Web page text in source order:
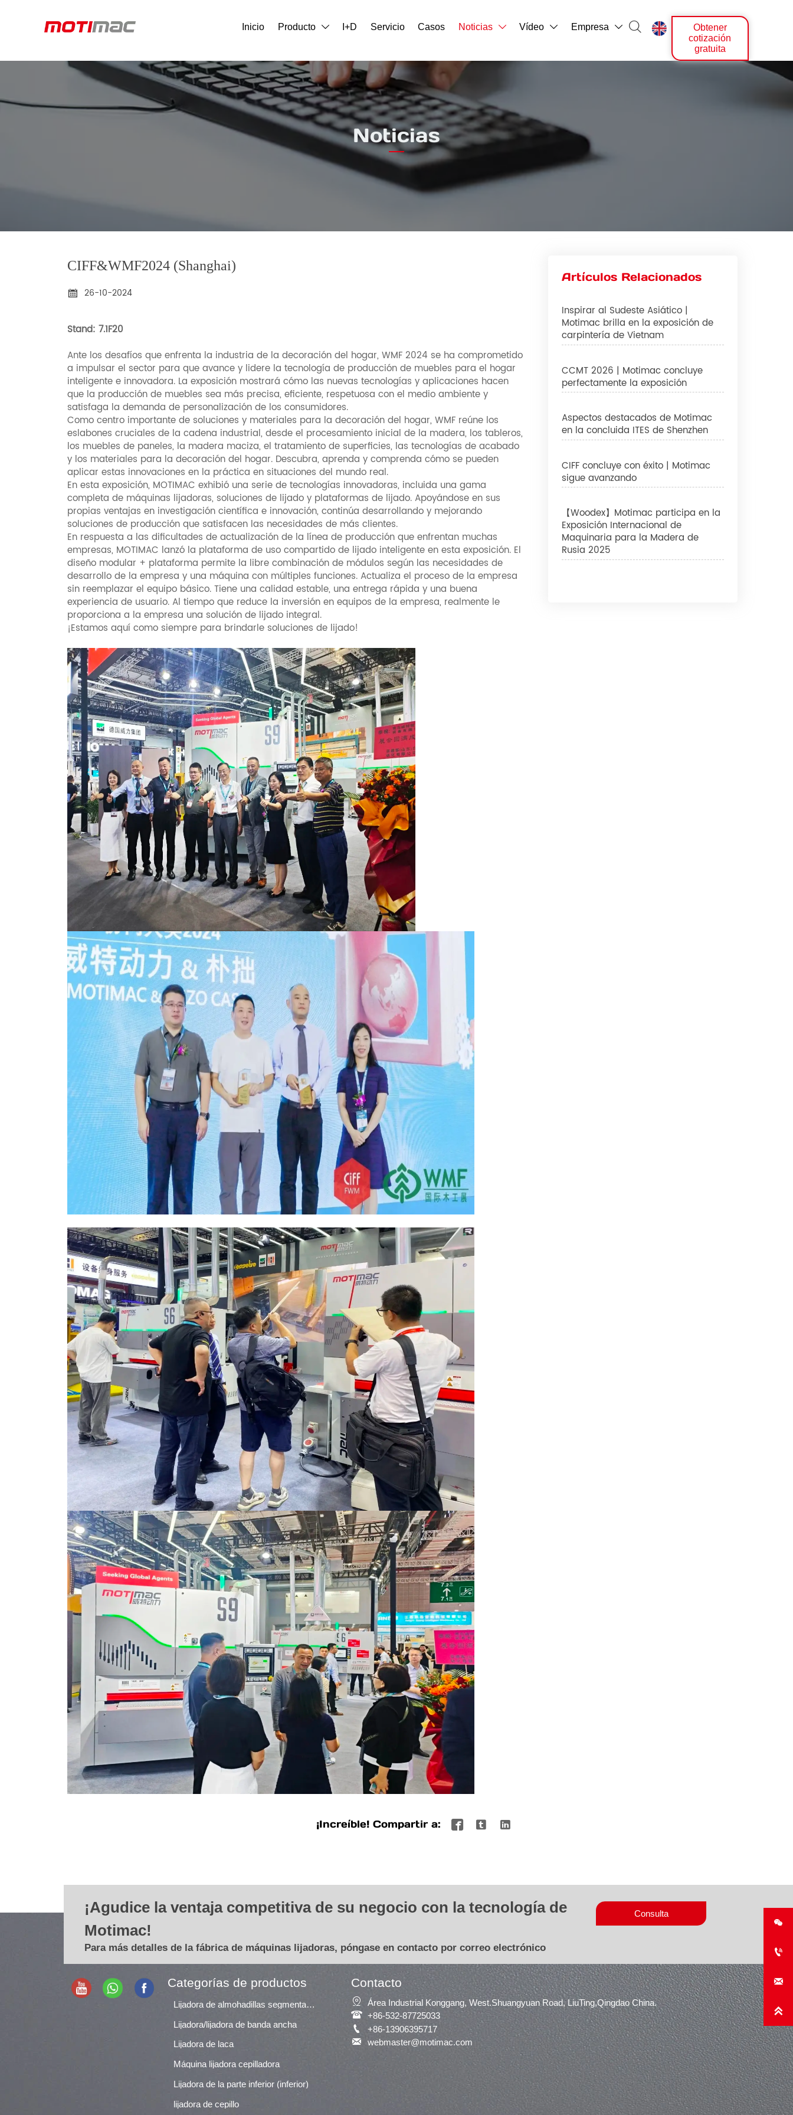
Inicio Producto  I+D Servicio Casos Noticias  Vídeo  Empresa   
Obtener
cotización
gratuita
Noticias
CIFF&WMF2024 (Shanghai)
 26-10-2024
Stand: 7.1F20
Ante los desafíos que enfrenta la industria de la decoración del hogar, WMF 2024 se ha comprometido
a impulsar el sector para que avance y lidere la tecnología de producción de muebles para el hogar
inteligente e innovadora. La exposición mostrará cómo las nuevas tecnologías y aplicaciones hacen
que la producción de muebles sea más precisa, eficiente, respetuosa con el medio ambiente y
satisfaga la demanda de personalización de los consumidores.
Como centro importante de soluciones y materiales para la decoración del hogar, WMF reúne los
eslabones cruciales de la cadena industrial, desde el procesamiento inicial de la madera, los tableros,
los muebles de paneles, la madera maciza, el tratamiento de superficies, las tecnologías de acabado
y los materiales para la decoración del hogar. Descubra, aprenda y comprenda cómo se pueden
aplicar estas innovaciones en la práctica en situaciones del mundo real.
En esta exposición, MOTIMAC exhibió una serie de tecnologías innovadoras, incluida una gama
completa de máquinas lijadoras, soluciones de lijado y plataformas de lijado. Apoyándose en sus
propias ventajas en investigación científica e innovación, continúa desarrollando y mejorando
soluciones de producción que satisfacen las necesidades de más clientes.
En respuesta a las dificultades de actualización de la línea de producción que enfrentan muchas
empresas, MOTIMAC lanzó la plataforma de uso compartido de lijado inteligente en esta exposición. El
diseño modular + plataforma permite la libre combinación de módulos según las necesidades de
desarrollo de la empresa y una máquina con múltiples funciones. Actualiza el proceso de la empresa
sin reemplazar el equipo básico. Tiene una calidad estable, una entrega rápida y una buena
experiencia de usuario. Al tiempo que reduce la inversión en equipos de la empresa, realmente le
proporciona a la empresa una solución de lijado integral.
¡Estamos aquí como siempre para brindarle soluciones de lijado!
¡Increíble! Compartir a:   
Artículos Relacionados
Inspirar al Sudeste Asiático |
Motimac brilla en la exposición de
carpintería de Vietnam
CCMT 2026 | Motimac concluye
perfectamente la exposición
Aspectos destacados de Motimac
en la concluida ITES de Shenzhen
CIFF concluye con éxito | Motimac
sigue avanzando
【Woodex】Motimac participa en la
Exposición Internacional de
Maquinaria para la Madera de
Rusia 2025
¡Agudice la ventaja competitiva de su negocio con la tecnología de
Motimac!
Para más detalles de la fábrica de máquinas lijadoras, póngase en contacto por correo electrónico
Consulta
Categorías de productos
Lijadora de almohadillas segmentadas
Lijadora/lijadora de banda ancha
Lijadora de laca
Máquina lijadora cepilladora
Lijadora de la parte inferior (inferior)
lijadora de cepillo
Contacto
 Área Industrial Konggang, West.Shuangyuan Road, LiuTing,Qingdao China.
 +86-532-87725033
 +86-13906395717
 webmaster@motimac.com



